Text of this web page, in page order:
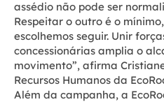
assédio não pode ser
Respeitar o outro é o
escolhemos seguir. Unir
concessionárias amplia o
movimento”, afirma
Recursos Humanos da
Além da campanha, a